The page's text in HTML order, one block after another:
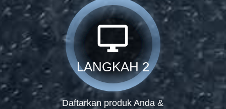
desktop_windows
LANGKAH 2
Daftarkan produk Anda &